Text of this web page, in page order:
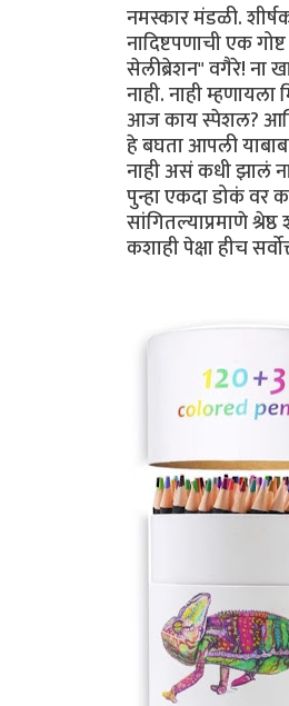
नमस्कार मंडळी.
नादिष्टपणाची एक‌‌
सेलीब्रेशन" वगैरे! ना
नाही. नाही
आज काय स्पेशल?
हे बघता आपली
नाही असं कधी झालं
पुन्हा एकदा डोकं वर
सांगितल्याप्रमाणे
कशाही पेक्षा हीच